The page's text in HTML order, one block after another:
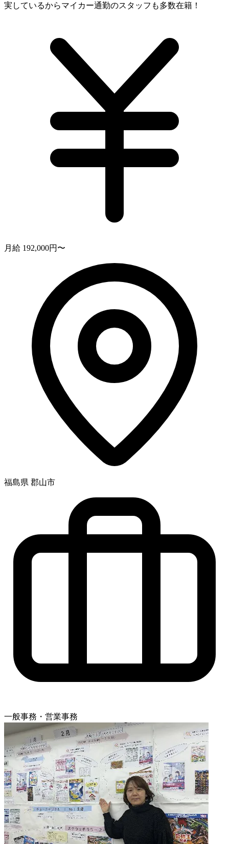
実しているからマイカー通勤のスタッフも多数在籍！
月給 192,000円〜
福島県 郡山市
一般事務・営業事務